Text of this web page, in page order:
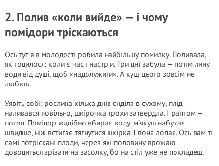
2. Полив «коли вийде» — і чому
помідори тріскаються
Ось тут я в молодості робила найбільшу помилку. Поливала,
як годилося: коли є час і настрій. Три дні забула — потім лину
води від душі, щоб «надолужити». А кущ цього зовсім не
любить.
Уявіть собі: рослина кілька днів сиділа в сухому, плід
наливався повільно, шкірочка трохи затвердла. І раптом —
потоп. Помідор жадібно вбирає воду, м’якуш набухає
швидше, ніж встигає тягнутися шкірка. І вона лопає. Ось вам ті
самі потріскані плоди, через які половину врожаю
доводиться зрізати на засолку, бо на стіл уже не покладеш.